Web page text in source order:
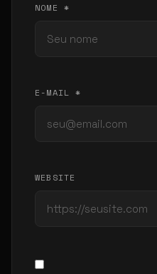
NOME *
E-MAIL *
WEBSITE